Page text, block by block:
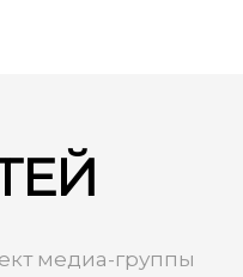
медиа-группы